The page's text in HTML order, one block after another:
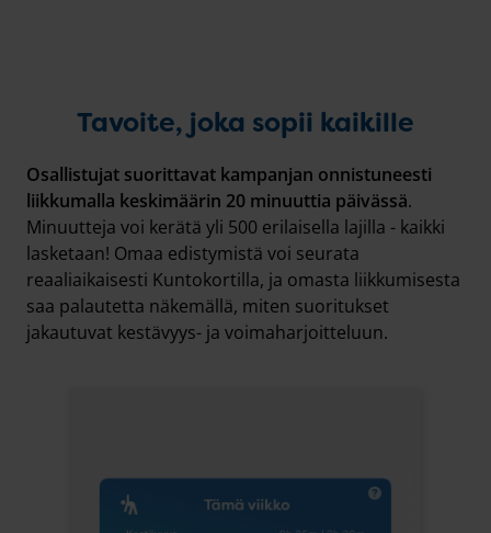
Tavoite, joka sopii kaikille
Osallistujat suorittavat kampanjan onnistuneesti
liikkumalla keskimäärin 20 minuuttia päivässä.
Minuutteja voi kerätä yli 500 erilaisella lajilla - kaikki
lasketaan! Omaa edistymistä voi seurata
reaaliaikaisesti Kuntokortilla, ja omasta liikkumisesta
saa palautetta näkemällä, miten suoritukset
jakautuvat kestävyys- ja voimaharjoitteluun.